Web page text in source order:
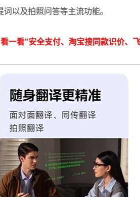
以及拍照问答等主流功能。
一看”安全支付、淘宝搜同款识价、飞